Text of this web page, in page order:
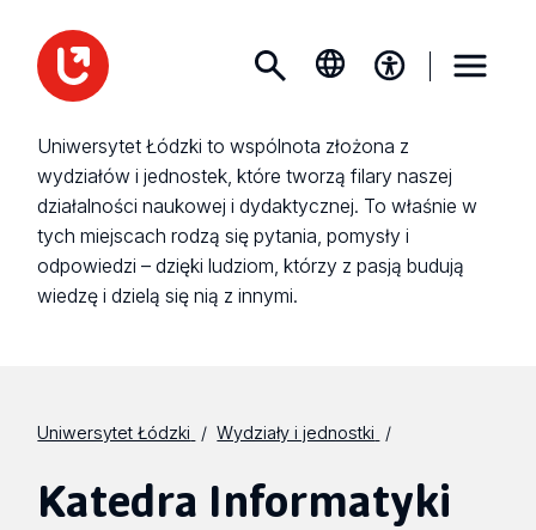
Uniwersytet Łódzki to wspólnota złożona z
wydziałów i jednostek, które tworzą filary naszej
działalności naukowej i dydaktycznej. To właśnie w
tych miejscach rodzą się pytania, pomysły i
odpowiedzi – dzięki ludziom, którzy z pasją budują
wiedzę i dzielą się nią z innymi.
Uniwersytet Łódzki Wydziały i jednostki
Katedra Informatyki